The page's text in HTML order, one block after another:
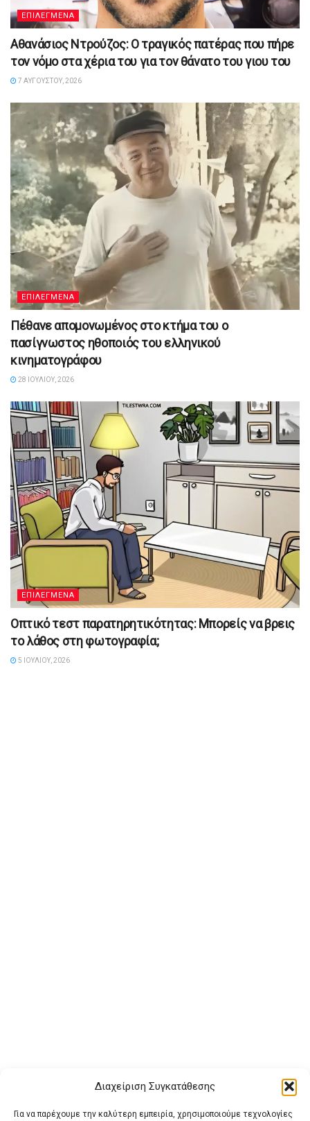
Διαχείριση Συγκατάθεσης
Για να παρέχουμε την καλύτερη εμπειρία, χρησιμοποιούμε τεχνολογίες
ΕΠΙΛΕΓΜΕΝΑ
Αθανάσιος Ντρούζος: Ο τραγικός πατέρας που πήρε
τον νόμο στα χέρια του για τον θάνατο του γιου του
7 ΑΥΓΟΎΣΤΟΥ, 2026
ΕΠΙΛΕΓΜΕΝΑ
Πέθανε απομονωμένος στο κτήμα του ο
πασίγνωστος ηθοποιός του ελληνικού
κινηματογράφου
28 ΙΟΥΛΊΟΥ, 2026
ΕΠΙΛΕΓΜΕΝΑ
Οπτικό τεστ παρατηρητικότητας: Μπορείς να βρεις
το λάθος στη φωτογραφία;
5 ΙΟΥΛΊΟΥ, 2026